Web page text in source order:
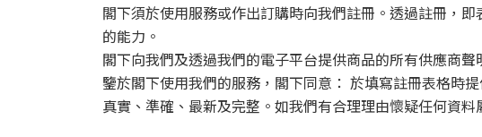
閣下須於使用服務或作出訂購時向我們註冊。透過註冊，
的能力。
閣下向我們及透過我們的電子平台提供商品的所有供應商
鑒於閣下使用我們的服務，閣下同意： 於填寫註冊表格時
真實、準確、最新及完整。如我們有合理理由懷疑任何資